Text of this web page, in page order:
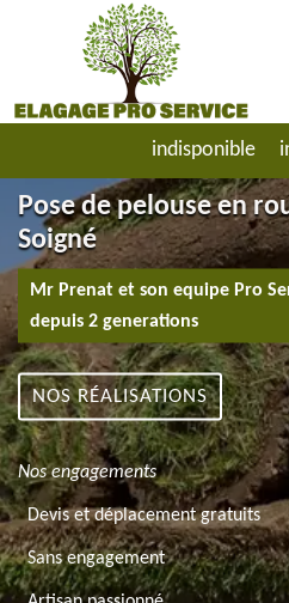
indisponible
Pose de pelouse en
Soigné
Mr Prenat et son equipe Pro
depuis 2 generations
NOS RÉALISATIONS
Nos engagements
Devis et déplacement gratuits
Sans engagement